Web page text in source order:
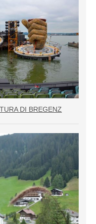
DI BREGENZ